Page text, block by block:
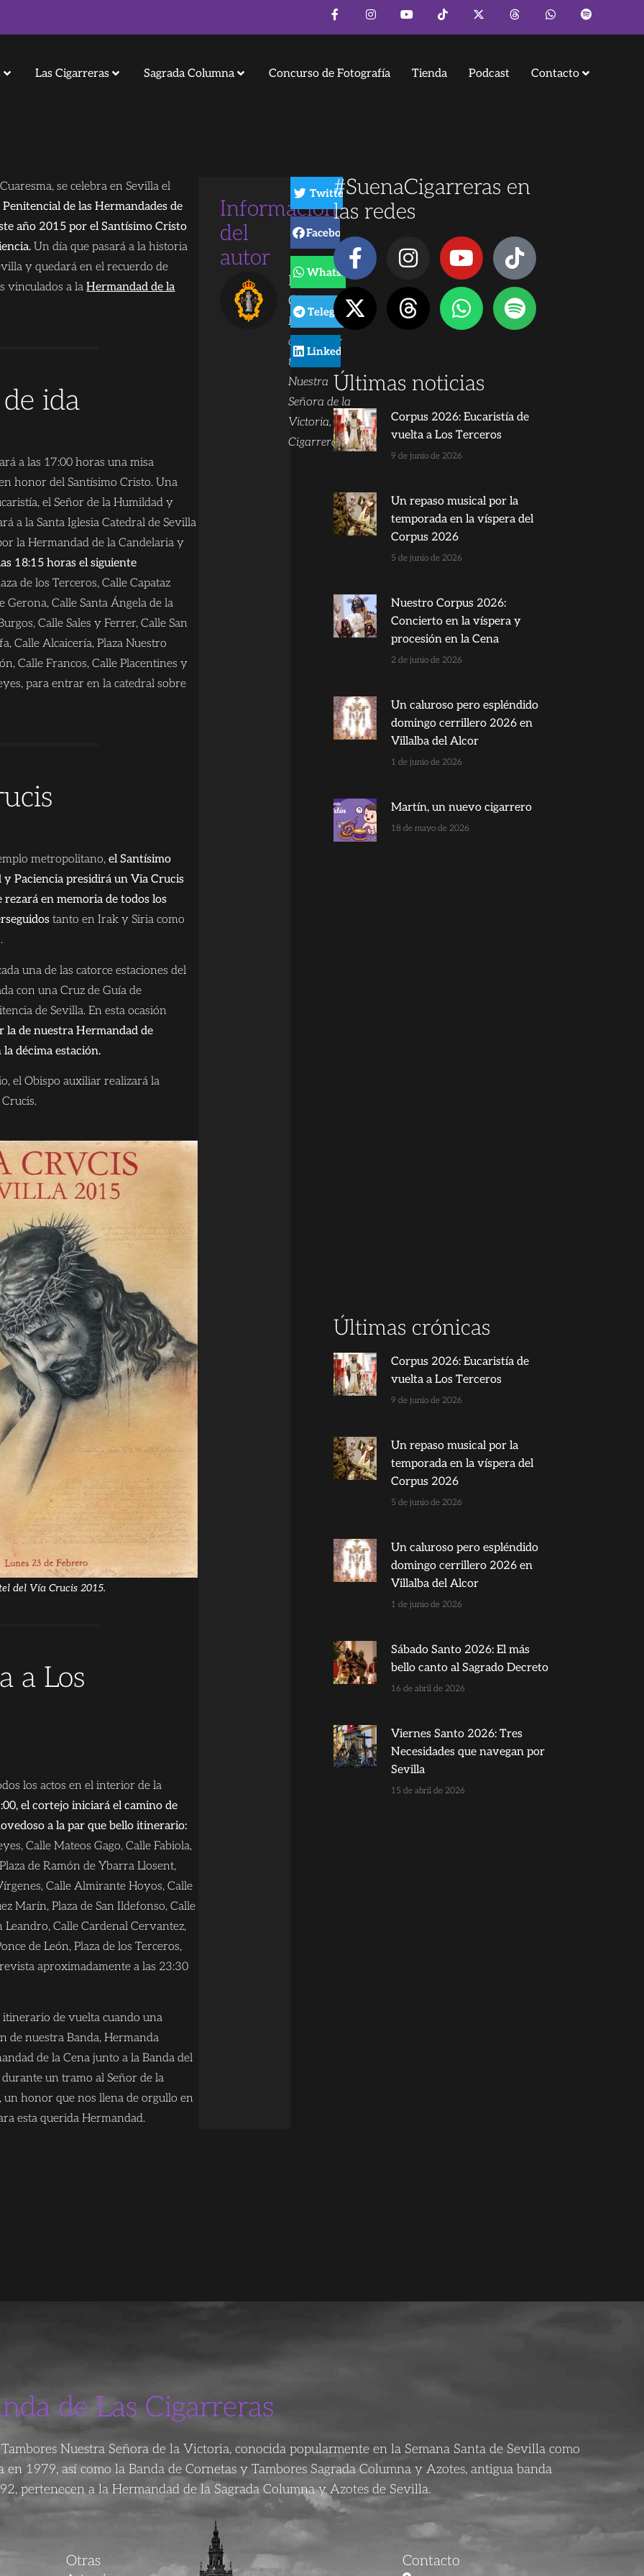
Las Cigarreras Sagrada Columna Concurso de Fotografía Tienda Podcast Contacto
se celebra en Sevilla el
de las Hermandades de
año 2015 por el Santísimo Cristo
Un día que pasará a la historia
y quedará en el recuerdo de
vinculados a laHermandad de la
ida
a las 17:00 horas una misa
honor del Santísimo Cristo. Una
el Señor de la Humildad y
a la Santa Iglesia Catedral de Sevilla
la Hermandad de la Candelaria y
18:15 horas el siguiente
de los Terceros, Calle Capataz
Gerona, Calle Santa Ángela de la
Calle Sales y Ferrer, Calle San
Calle Alcaicería, Plaza Nuestro
Calle Francos, Calle Placentines y
para entrar en la catedral sobre
metropolitano, el Santísimo
Paciencia presidirá un Via Crucis
rezará en memoria de todos los
tanto en Irak y Siria como
una de las catorce estaciones del
con una Cruz de Guía de
de Sevilla. En esta ocasión
la de nuestra Hermandad de
décima estación.
el Obispo auxiliar realizará la
del Vía Crucis 2015.
a Los
los actos en el interior de la
el cortejo iniciará el camino de
a la par que bello itinerario:
Calle Mateos Gago, Calle Fabiola,
de Ramón de Ybarra Llosent,
Calle Almirante Hoyos, Calle
Marín, Plaza de San Ildefonso, Calle
Leandro, Calle Cardenal Cervantez,
de León, Plaza de los Terceros,
aproximadamente a las 23:30
itinerario de vuelta cuando una
de nuestra Banda, Hermanda
de la Cena junto a la Banda del
un tramo al Señor de la
un honor que nos llena de orgullo en
esta querida Hermandad.
Información
del
autor
Las
Cigarreras
Banda de
cornetas y
tambores
Nuestra
Señora de la
Victoria, Las
Cigarreras.
Twitter
Facebook
WhatsApp
Telegram
LinkedIn
#SuenaCigarreras en
las redes
Últimas noticias
Corpus 2026: Eucaristía de
vuelta a Los Terceros
9 de junio de 2026
Un repaso musical por la
temporada en la víspera del
Corpus 2026
5 de junio de 2026
Nuestro Corpus 2026:
Concierto en la víspera y
procesión en la Cena
2 de junio de 2026
Un caluroso pero espléndido
domingo cerrillero 2026 en
Villalba del Alcor
1 de junio de 2026
Martín, un nuevo cigarrero
18 de mayo de 2026
Últimas crónicas
Corpus 2026: Eucaristía de
vuelta a Los Terceros
9 de junio de 2026
Un repaso musical por la
temporada en la víspera del
Corpus 2026
5 de junio de 2026
Un caluroso pero espléndido
domingo cerrillero 2026 en
Villalba del Alcor
1 de junio de 2026
Sábado Santo 2026: El más
bello canto al Sagrado Decreto
16 de abril de 2026
Viernes Santo 2026: Tres
Necesidades que navegan por
Sevilla
15 de abril de 2026
de Las Cigarreras
Nuestra Señora de la Victoria, conocida popularmente en la Semana Santa de Sevilla como
en 1979, así como la Banda de Cornetas y Tambores Sagrada Columna y Azotes, antigua banda
pertenecen a la Hermandad de la Sagrada Columna y Azotes de Sevilla.
Otras Contacto